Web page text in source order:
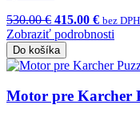
530.00 € 415.00 € bez DPH
Zobraziť podrobnosti
Do košíka
Motor pre Karcher